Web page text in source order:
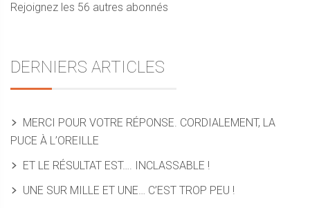
Rejoignez les 56 autres abonnés
DERNIERS ARTICLES
MERCI POUR VOTRE RÉPONSE. CORDIALEMENT, LA
PUCE À L’OREILLE
ET LE RÉSULTAT EST…. INCLASSABLE !
UNE SUR MILLE ET UNE… C’EST TROP PEU !